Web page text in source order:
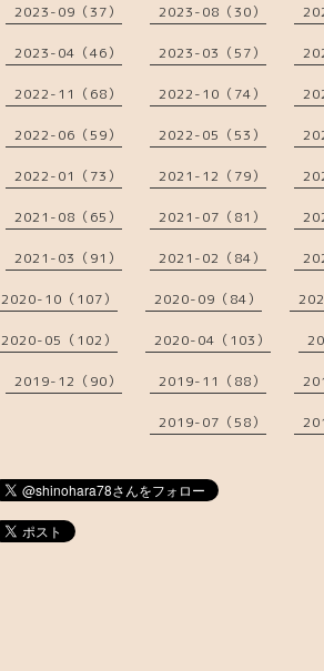
2023-09（37） 2023-08（30）
2023-04（46） 2023-03（57）
2022-11（68） 2022-10（74）
2022-06（59） 2022-05（53）
2022-01（73） 2021-12（79）
2021-08（65） 2021-07（81）
2021-03（91） 2021-02（84）
2020-10（107） 2020-09（84）
2020-05（102） 2020-04（103）
2019-12（90） 2019-11（88）
2019-07（58）